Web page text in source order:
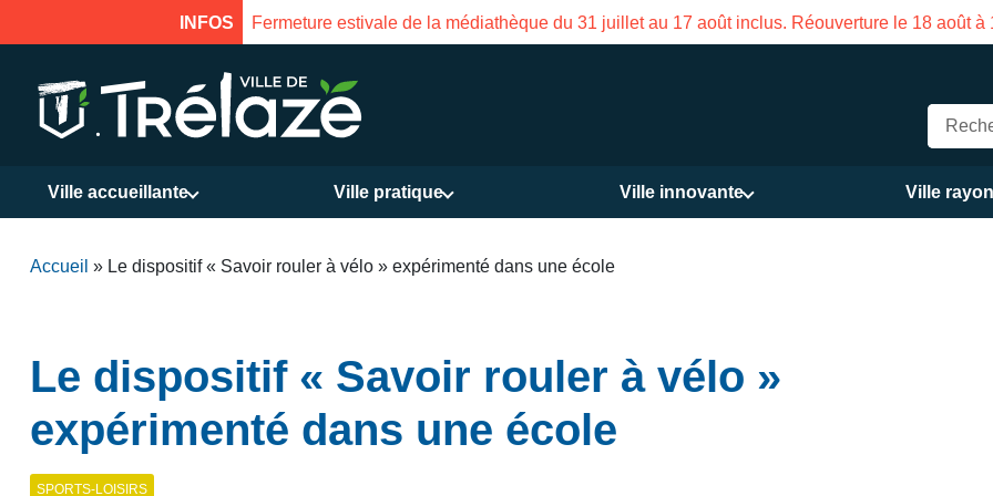
INFOS Fermeture estivale de la Maison des Services publics Vasco de Gama du 3 au 21 août
Ville accueillante Ville pratique Ville innovante Ville
Accueil » Le dispositif « Savoir rouler à vélo » expérimenté dans une école
Le dispositif « Savoir rouler à vélo »
expérimenté dans une école
SPORTS-LOISIRS